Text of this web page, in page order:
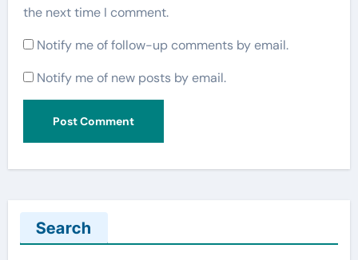
the next time I comment.
Notify me of follow-up comments by email.
Notify me of new posts by email.
Search